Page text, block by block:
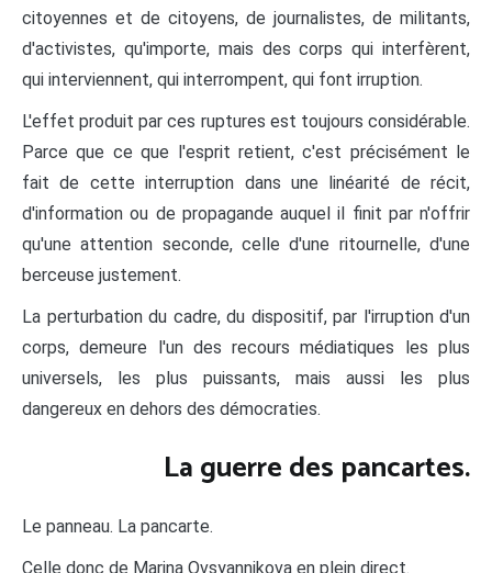
citoyennes et de citoyens, de journalistes, de militants,
d'activistes, qu'importe, mais des corps qui interfèrent,
qui interviennent, qui interrompent, qui font irruption.
L'effet produit par ces ruptures est toujours considérable.
Parce que ce que l'esprit retient, c'est précisément le
fait de cette interruption dans une linéarité de récit,
d'information ou de propagande auquel il finit par n'offrir
qu'une attention seconde, celle d'une ritournelle, d'une
berceuse justement.
La perturbation du cadre, du dispositif, par l'irruption d'un
corps, demeure l'un des recours médiatiques les plus
universels, les plus puissants, mais aussi les plus
dangereux en dehors des démocraties.
La guerre des pancartes.
Le panneau. La pancarte.
Celle donc de Marina Ovsyannikova en plein direct.